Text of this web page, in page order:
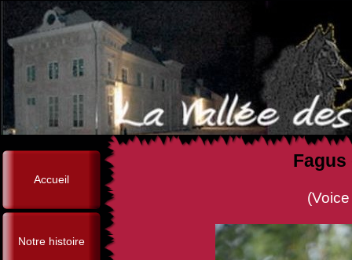
Accueil
Notre histoire
Fagus
(Voice de la Vallée